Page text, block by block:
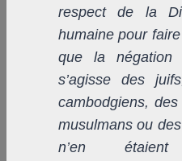
respect de la
humaine pour
que la négation
s’agisse des
cambodgiens,
musulmans ou
n’en